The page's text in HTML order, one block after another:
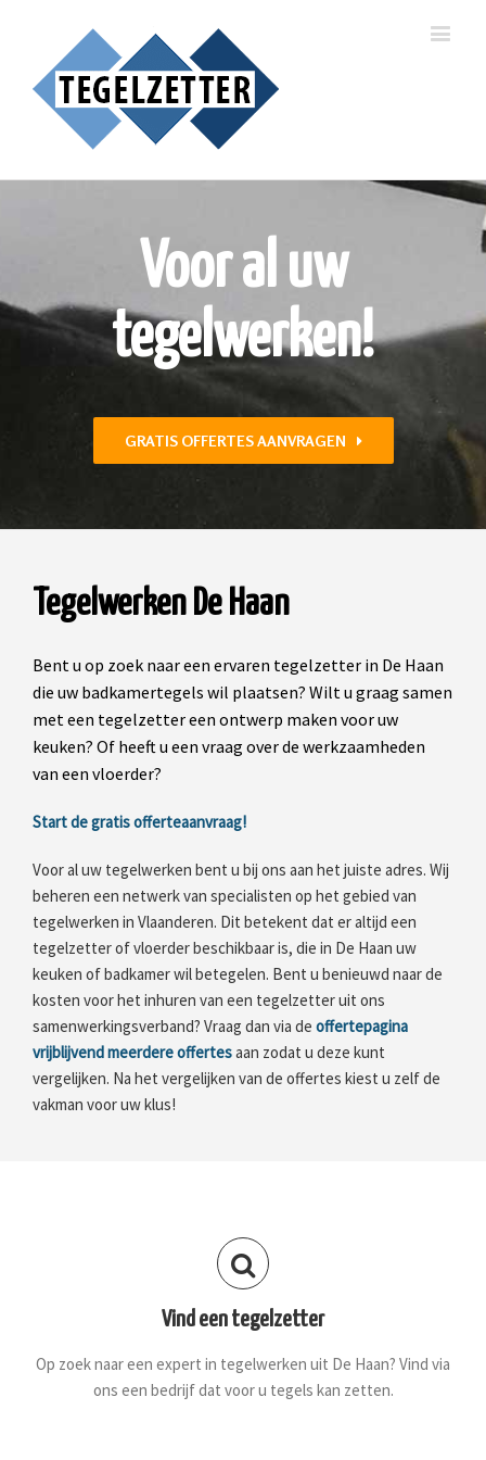
Voor al uw
tegelwerken!
GRATIS OFFERTES AANVRAGEN
Tegelwerken De Haan
Bent u op zoek naar een ervaren tegelzetter in De Haan
die uw badkamertegels wil plaatsen? Wilt u graag samen
met een tegelzetter een ontwerp maken voor uw
keuken? Of heeft u een vraag over de werkzaamheden
van een vloerder?
Start de gratis offerteaanvraag!
Voor al uw tegelwerken bent u bij ons aan het juiste adres. Wij
beheren een netwerk van specialisten op het gebied van
tegelwerken in Vlaanderen. Dit betekent dat er altijd een
tegelzetter of vloerder beschikbaar is, die in De Haan uw
keuken of badkamer wil betegelen. Bent u benieuwd naar de
kosten voor het inhuren van een tegelzetter uit ons
samenwerkingsverband? Vraag dan via de offertepagina
vrijblijvend meerdere offertesaan zodat u deze kunt
vergelijken. Na het vergelijken van de offertes kiest u zelf de
vakman voor uw klus!
Vind een tegelzetter
Op zoek naar een expert in tegelwerken uit De Haan? Vind via
ons een bedrijf dat voor u tegels kan zetten.